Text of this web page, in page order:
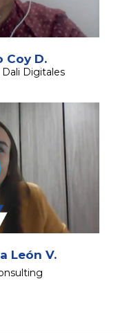
Coy D.
Digitales
León V.